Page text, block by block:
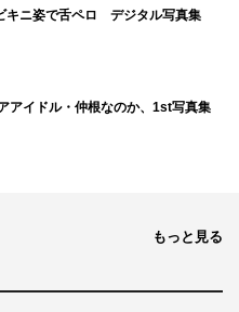
キニ姿で舌ペロ デジタル写真集
アイドル・仲根なのか、1st写真集
もっと見る